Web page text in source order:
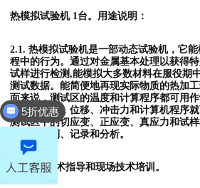
热模拟试验机 1台。用途说明：
2.1. 热模拟试验机是一部动态试验机，它
程中的行为。通过对金属基本处理以获得
试样进行检测,能模拟大多数材料在服役期
测试数据。能简便地再现实际物质的热加
面来说，测试区的温度和计算程序都可用
适当的部件，位移、冲击力和计算机程序
测试区中的切应变、正应变、真应力和试
以用于控制、记录和分析。
2.2.提供技术指导和现场技术培训。
5折优惠